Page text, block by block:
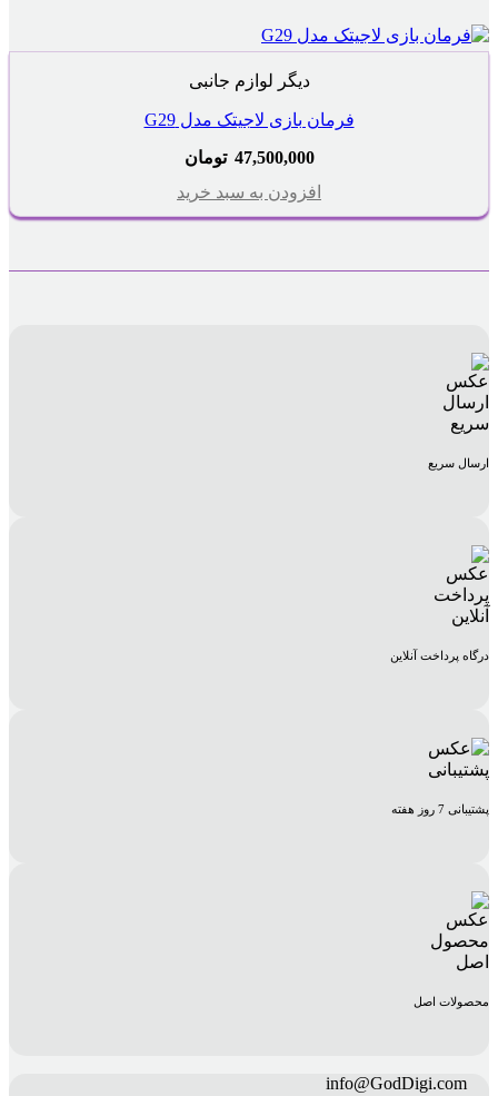
دیگر لوازم جانبی
فرمان بازی لاجیتک مدل G29
47,500,000 تومان
افزودن به سبد خرید
ارسال سریع
درگاه پرداخت آنلاین
پشتیبانی 7 روز هفته
محصولات اصل
info@GodDigi.com